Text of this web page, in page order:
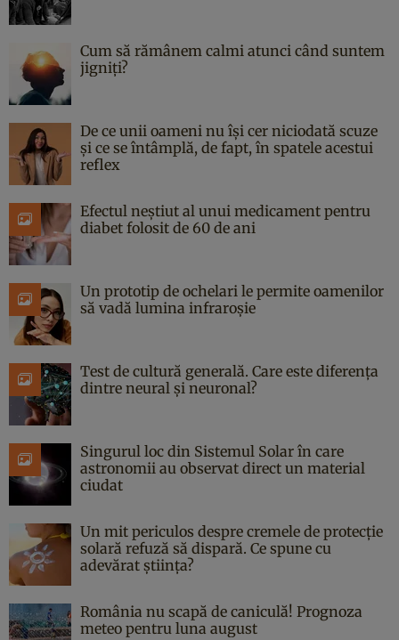
Cum să rămânem calmi atunci când suntem
jigniți?
De ce unii oameni nu își cer niciodată scuze
și ce se întâmplă, de fapt, în spatele acestui
reflex
Efectul neștiut al unui medicament pentru
diabet folosit de 60 de ani
Un prototip de ochelari le permite oamenilor
să vadă lumina infraroșie
Test de cultură generală. Care este diferența
dintre neural și neuronal?
Singurul loc din Sistemul Solar în care
astronomii au observat direct un material
ciudat
Un mit periculos despre cremele de protecție
solară refuză să dispară. Ce spune cu
adevărat știința?
România nu scapă de caniculă! Prognoza
meteo pentru luna august